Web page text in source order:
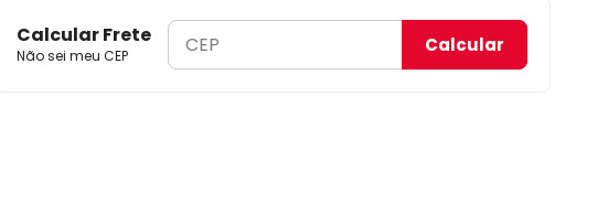
Calcular Frete
Não sei meu CEP Calcular